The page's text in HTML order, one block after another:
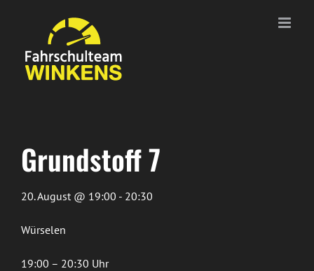
springen
Grundstoff 7
20. August @ 19:00 - 20:30
Würselen
19:00 – 20:30 Uhr